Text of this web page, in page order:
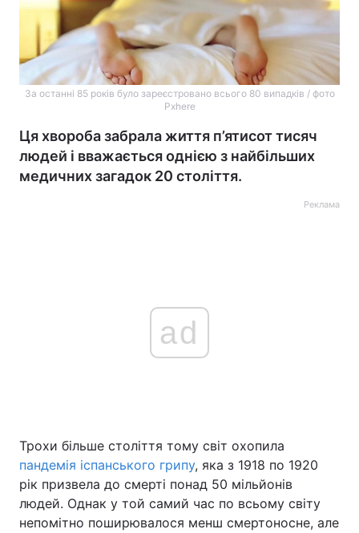
За останні 85 років було зареєстровано всього 80 випадків / фото
Pxhere
Ця хвороба забрала життя п’ятисот тисяч
людей і вважається однією з найбільших
медичних загадок 20 століття.
Реклама
ad
Трохи більше століття тому світ охопила
пандемія іспанського грипу, яка з 1918 по 1920
рік призвела до смерті понад 50 мільйонів
людей. Однак у той самий час по всьому світу
непомітно поширювалося менш смертоносне, але